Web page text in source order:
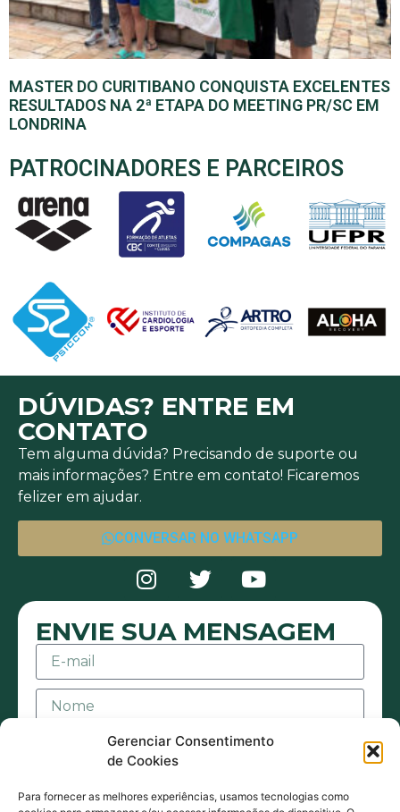
Gerenciar Consentimento
de Cookies
Para fornecer as melhores experiências, usamos tecnologias como
MASTER DO CURITIBANO CONQUISTA EXCELENTES
RESULTADOS NA 2ª ETAPA DO MEETING PR/SC EM
LONDRINA
PATROCINADORES E PARCEIROS
DÚVIDAS? ENTRE EM
CONTATO
Tem alguma dúvida? Precisando de suporte ou
mais informações? Entre em contato! Ficaremos
felizer em ajudar.
CONVERSAR NO WHATSAPP
ENVIE SUA MENSAGEM